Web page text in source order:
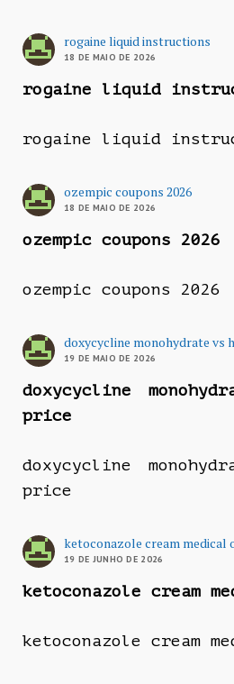
rogaine liquid instructions
18 DE MAIO DE 2026
rogaine liquid
rogaine liquid
ozempic coupons 2026
18 DE MAIO DE 2026
ozempic coupons 2026
ozempic coupons 2026
doxycycline monohydrate vs
19 DE MAIO DE 2026
doxycycline
price
doxycycline
price
ketoconazole cream medical
19 DE JUNHO DE 2026
ketoconazole cream
ketoconazole cream